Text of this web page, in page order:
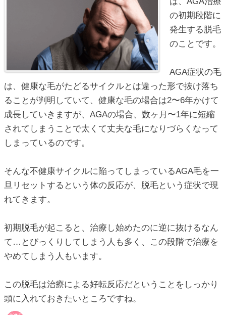
の初期段階に
発生する脱毛
のことです。
AGA症状の毛
は、健康な毛がたどるサイクルとは違った形で抜け落ち
ることが判明していて、健康な毛の場合は2〜6年かけて
成長していきますが、AGAの場合、数ヶ月〜1年に短縮
されてしまうことで太くて丈夫な毛になりづらくなって
しまっているのです。
そんな不健康サイクルに陥ってしまっているAGA毛を一
旦リセットするという体の反応が、脱毛という症状で現
れてきます。
初期脱毛が起こると、治療し始めたのに逆に抜けるなん
て…とびっくりしてしまう人も多く、この段階で治療を
やめてしまう人もいます。
この脱毛は治療による好転反応だということをしっかり
頭に入れておきたいところですね。